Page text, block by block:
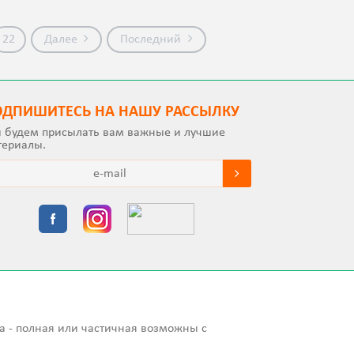
22 Далее Последний
НА НАШУ РАССЫЛКУ
присылать вам важные и лучшие
- полная или частичная возможны с